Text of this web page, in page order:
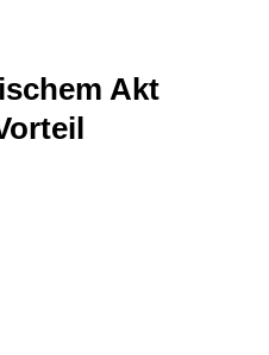
Akt